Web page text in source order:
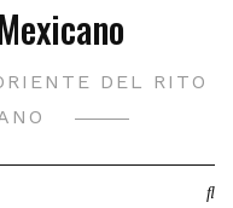
DEL RITO